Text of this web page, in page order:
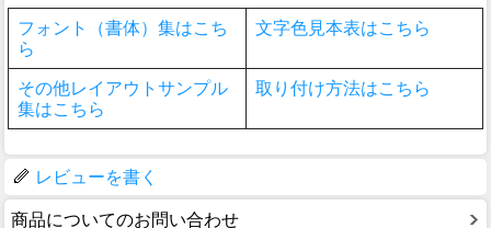
フォント（書体）集はこち
ら
文字色見本表はこちら
その他レイアウトサンプル
集はこちら
取り付け方法はこちら
レビューを書く
商品についてのお問い合わせ